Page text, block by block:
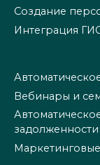
Создание
Интеграция
Вебинары и
задолженности